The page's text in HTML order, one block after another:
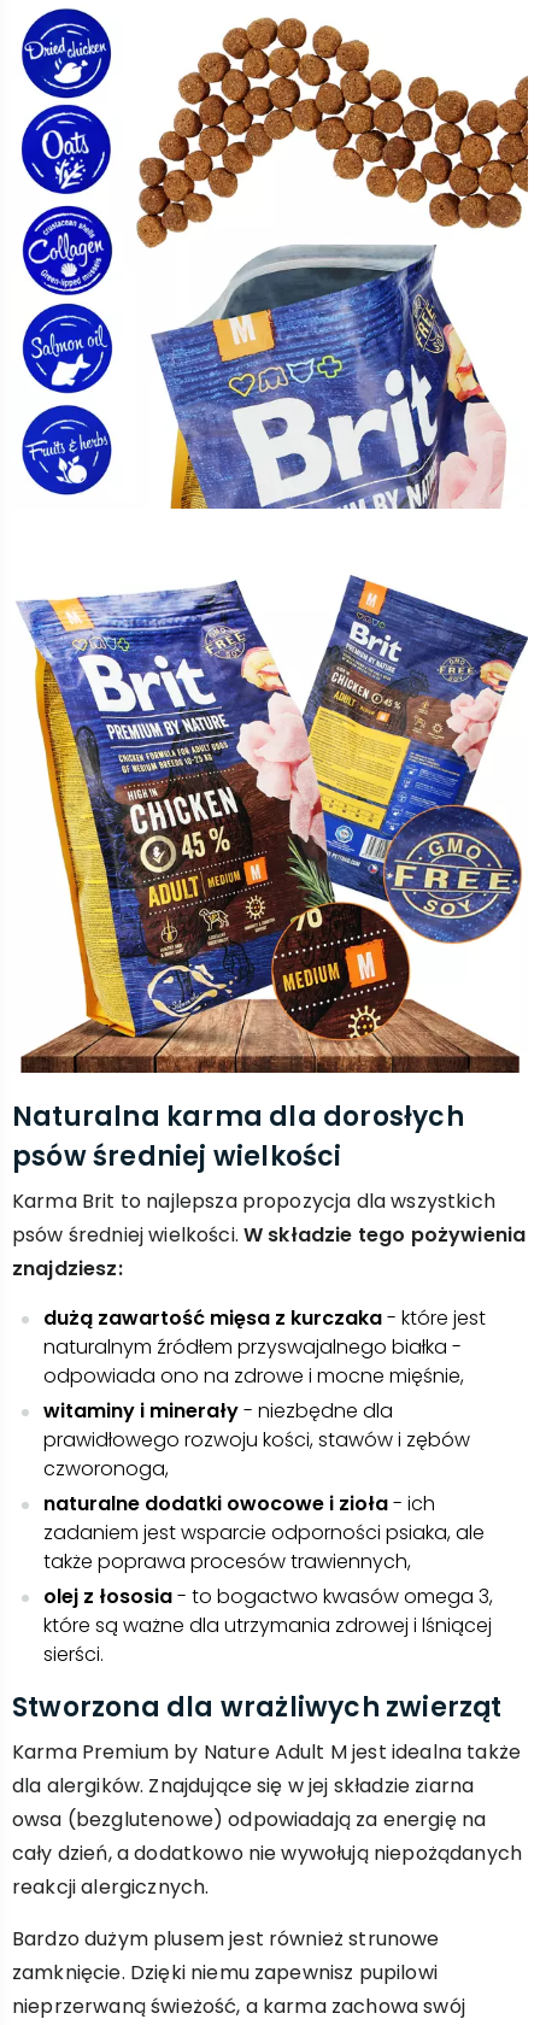
Naturalna karma dla dorosłych
psów średniej wielkości
Karma Brit to najlepsza propozycja dla wszystkich
psów średniej wielkości.W składzie tego pożywienia
znajdziesz:
dużą zawartość mięsa z kurczaka- które jest
naturalnym źródłem przyswajalnego białka -
odpowiada ono na zdrowe i mocne mięśnie,
witaminy i minerały- niezbędne dla
prawidłowego rozwoju kości, stawów i zębów
czworonoga,
naturalne dodatki owocowe i zioła- ich
zadaniem jest wsparcie odporności psiaka, ale
także poprawa procesów trawiennych,
olej z łososia- to bogactwo kwasów omega 3,
które są ważne dla utrzymania zdrowej i lśniącej
sierści.
Stworzona dla wrażliwych zwierząt
Karma Premium by Nature Adult M jest idealna także
dla alergików. Znajdujące się w jej składzie ziarna
owsa (bezglutenowe) odpowiadają za energię na
cały dzień, a dodatkowo nie wywołują niepożądanych
reakcji alergicznych.
Bardzo dużym plusem jest również strunowe
zamknięcie. Dzięki niemu zapewnisz pupilowi
nieprzerwaną świeżość, a karma zachowa swój